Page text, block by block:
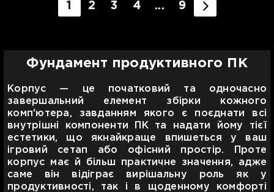
1 2 3 4 ... 9
Фундамент продуктивного ПК
Корпус — це початковий та одночасно
завершальний елемент збірки кожного
комп'ютера, завданням якого є поєднати всі
внутрішні компоненти ПК та надати йому тієї
естетики, що якнайкраще впишеться у ваш
ігровий сетап або офісний простір. Проте
корпус має й більш практичне значення, адже
саме він відіграє вирішальну роль як у
продуктивності, так і в щоденному комфорті